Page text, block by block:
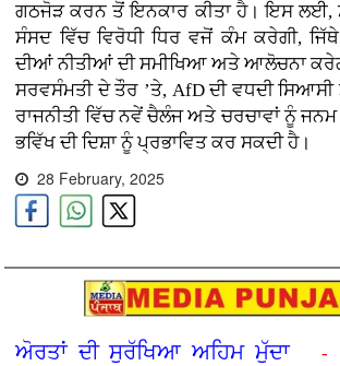
ਗਠਜੋੜ ਕਰਨ ਤੋਂ ਇਨਕਾਰ ਕੀਤਾ ਹੈ। ਇਸ ਲਈ,
ਸੰਸਦ ਵਿੱਚ ਵਿਰੋਧੀ ਧਿਰ ਵਜੋਂ ਕੰਮ ਕਰੇਗੀ,
ਦੀਆਂ ਨੀਤੀਆਂ ਦੀ ਸਮੀਖਿਆ ਅਤੇ ਆਲੋਚਨਾ
ਸਰਵਸੰਮਤੀ ਦੇ ਤੌਰ ’ਤੇ, AfD ਦੀ ਵਧਦੀ ਸਿਆਸੀ
ਰਾਜਨੀਤੀ ਵਿੱਚ ਨਵੇਂ ਚੈਲੰਜ ਅਤੇ ਚਰਚਾਵਾਂ ਨੂੰ ਜਨਮ
ਭਵਿੱਖ ਦੀ ਦਿਸ਼ਾ ਨੂੰ ਪ੍ਰਭਾਵਿਤ ਕਰ ਸਕਦੀ ਹੈ।
28 February, 2025
ਅੋਰਤਾਂ ਦੀ ਸੁਰੱਖਿਆ ਅਹਿਮ ਮੁੱਦਾ -